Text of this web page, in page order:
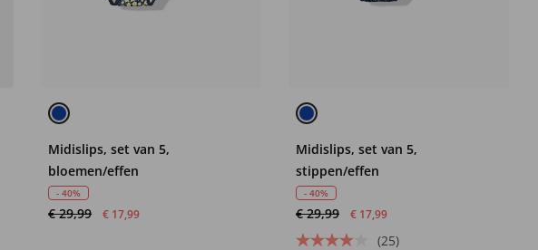
Midislips, set van 5,
bloemen/effen
- 40%
€ 29,99 € 17,99
Midislips, set van 5,
stippen/effen
- 40%
€ 29,99 € 17,99
(25)